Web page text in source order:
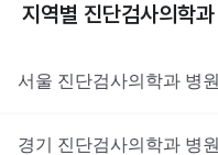
지역별 진단검사의학과
서울 진단검사의학과 병원
경기 진단검사의학과 병원